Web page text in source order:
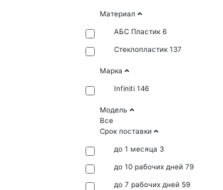
Материал
АБС Пластик 6
Стеклопластик 137
Марка
Infiniti 146
Модель
Все
Срок поставки
до 1 месяца 3
до 10 рабочих дней 79
до 7 рабочих дней 59